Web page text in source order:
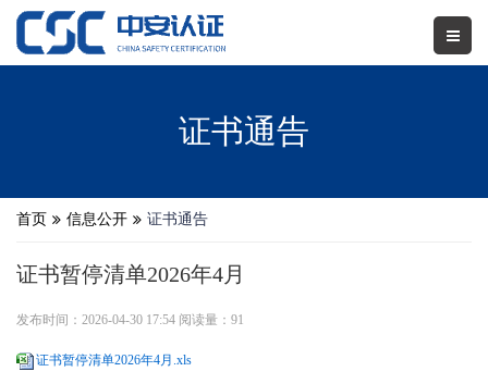
证书通告
首页 信息公开 证书通告
证书暂停清单2026年4月
发布时间：2026-04-30 17:54 阅读量：91
证书暂停清单2026年4月.xls